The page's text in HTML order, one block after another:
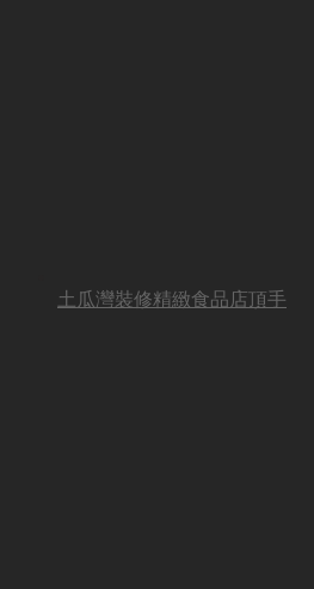
土瓜灣裝修精緻食品店頂手